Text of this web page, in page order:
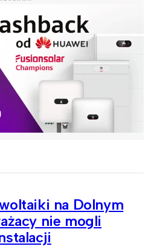
na Dolnym
nie mogli